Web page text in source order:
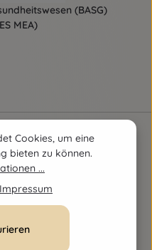
(BASG)
MEA)
Cookies, um eine
bieten zu können.
...
Impressum